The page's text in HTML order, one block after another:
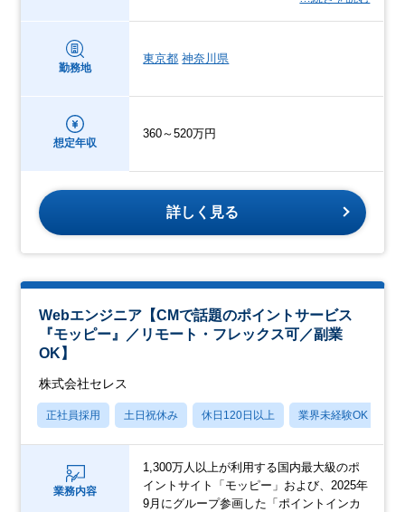
勤務地
東京都 神奈川県
想定年収
360～520万円
詳しく見る
Webエンジニア【CMで話題のポイントサービス
『モッピー』／リモート・フレックス可／副業
OK】
株式会社セレス
正社員採用 土日祝休み 休日120日以上 業界未経験OK
業務内容
1,300万人以上が利用する国内最大級のポ
イントサイト「モッピー」および、2025年
9月にグループ参画した「ポイントインカ